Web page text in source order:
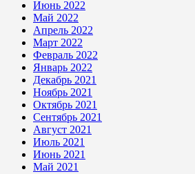
Июнь 2022
Май 2022
Апрель 2022
Март 2022
Февраль 2022
Январь 2022
Декабрь 2021
Ноябрь 2021
Октябрь 2021
Сентябрь 2021
Август 2021
Июль 2021
Июнь 2021
Май 2021